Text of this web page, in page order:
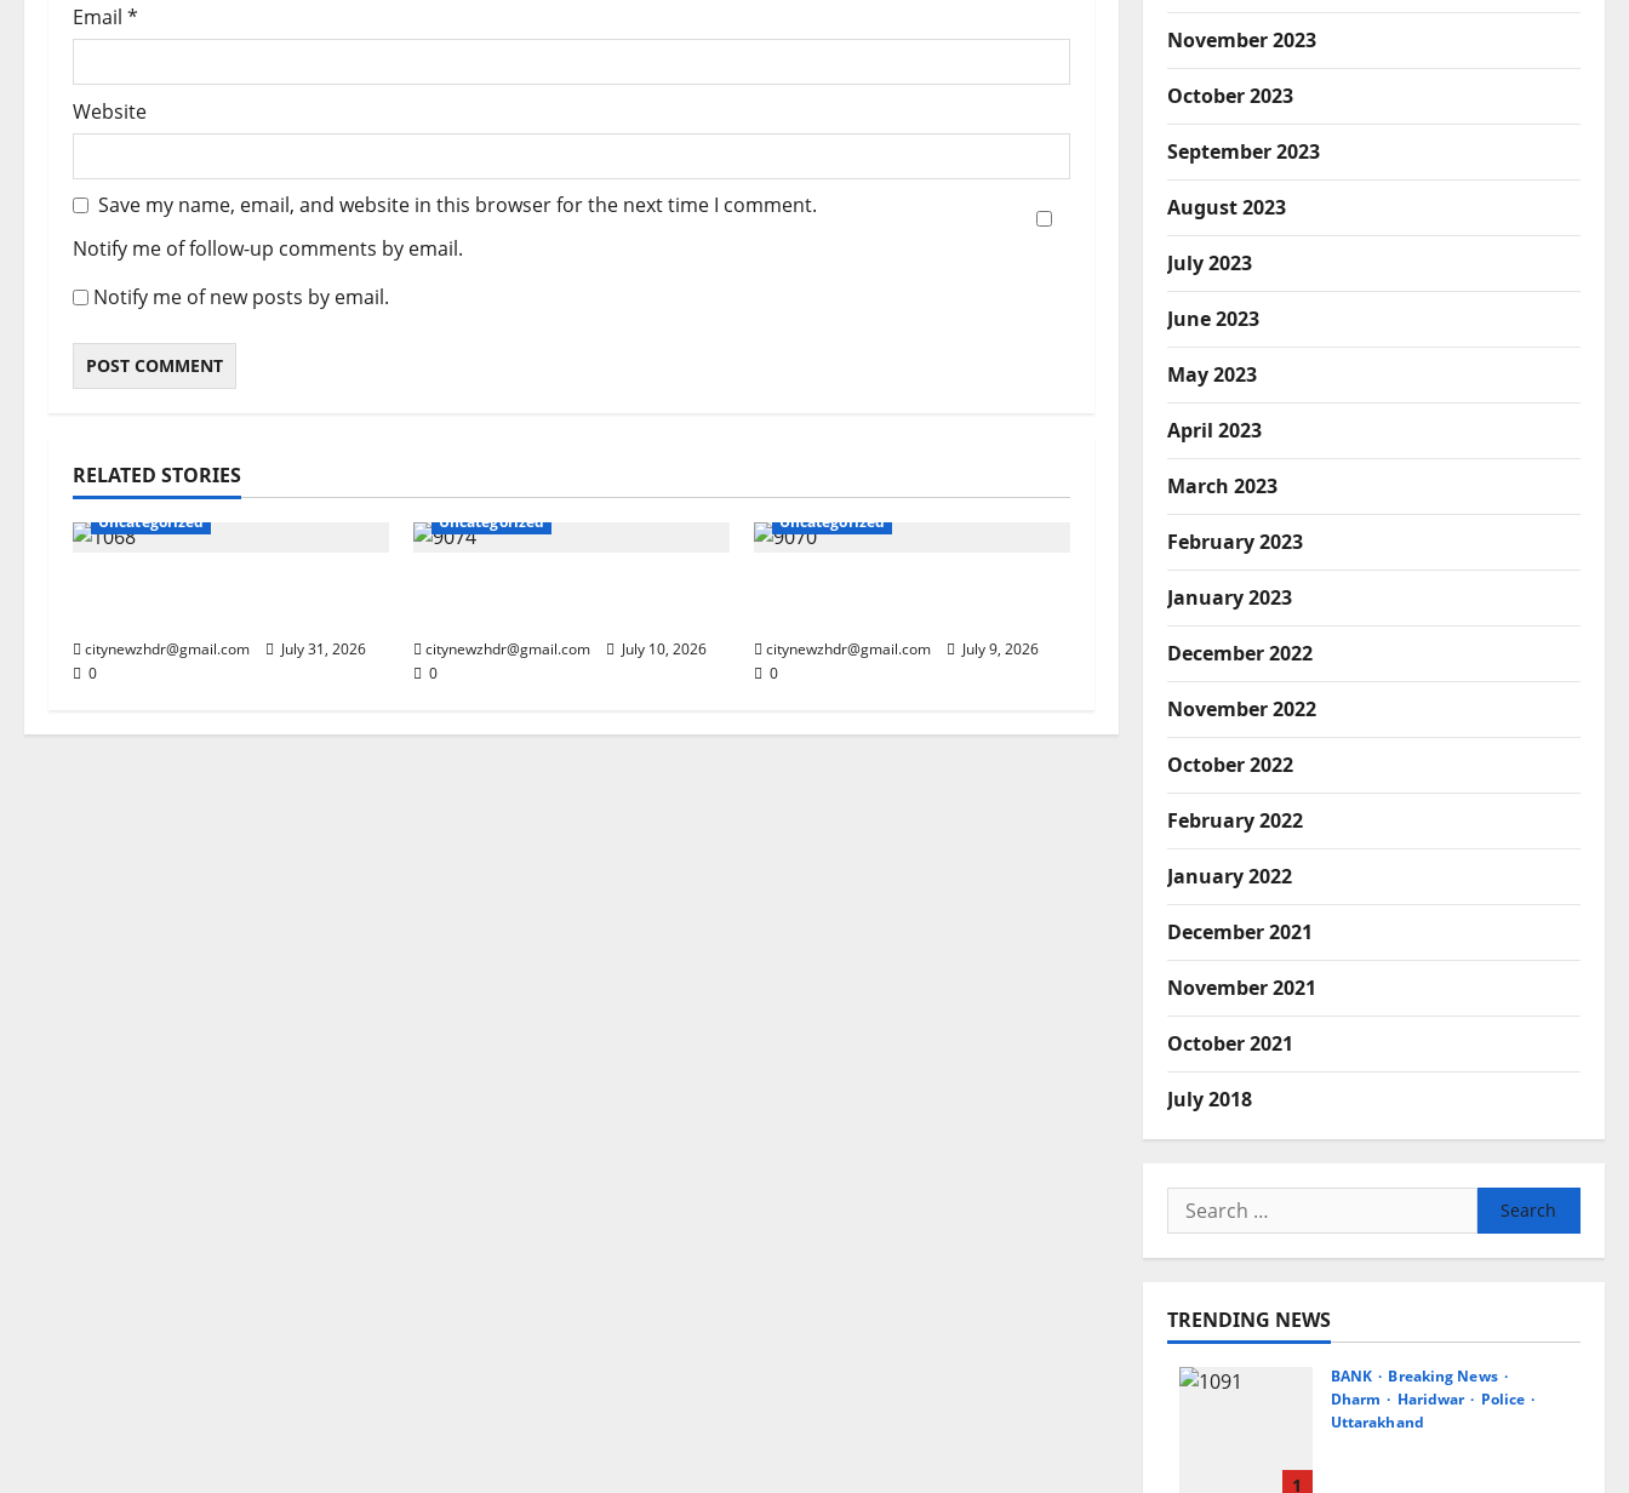
Email *
Website
Save my name, email, and website in this browser for the next time I comment.
Notify me of follow-up comments by email.
Notify me of new posts by email.
RELATED STORIES
Uncategorized
citynewzhdr@gmail.com
July 31, 2026
0
Uncategorized
citynewzhdr@gmail.com
July 10, 2026
0
Uncategorized
citynewzhdr@gmail.com
July 9, 2026
0
November 2023
October 2023
September 2023
August 2023
July 2023
June 2023
May 2023
April 2023
March 2023
February 2023
January 2023
December 2022
November 2022
October 2022
February 2022
January 2022
December 2021
November 2021
October 2021
July 2018
Search
for:
TRENDING NEWS
1
BANK
Breaking News
Dharm
Haridwar
Police
Uttarakhand